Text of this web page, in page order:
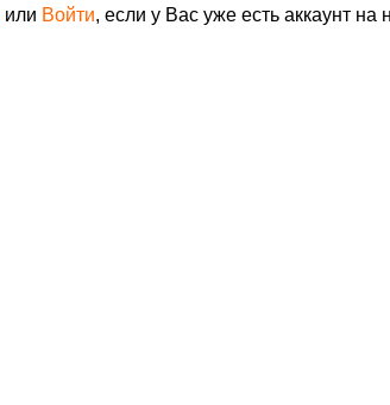
или Войти, если у Вас уже есть аккаунт на